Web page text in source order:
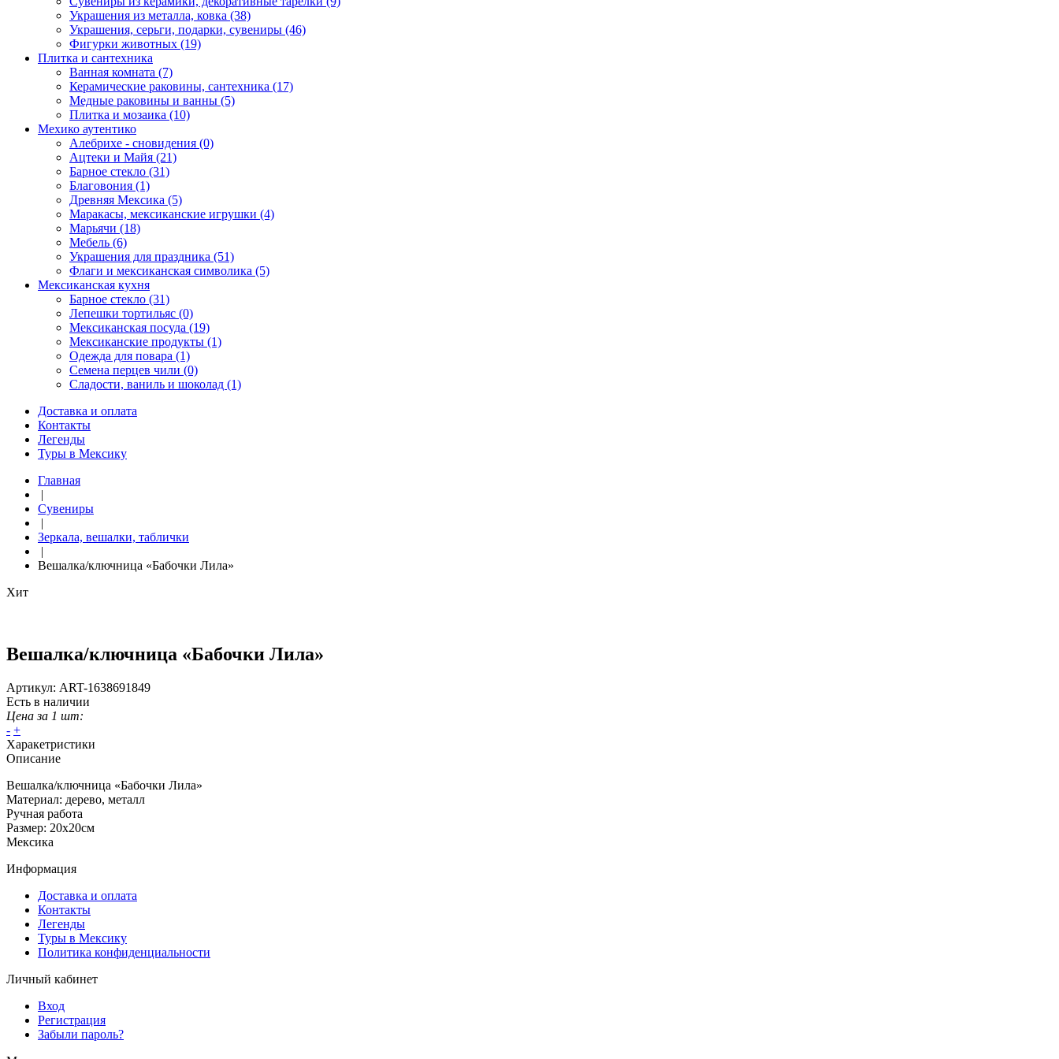
Украшения из металла, ковка (38)
Украшения, серьги, подарки, сувениры (46)
Фигурки животных (19)
Плитка и сантехника
Ванная комната (7)
Керамические раковины, сантехника (17)
Медные раковины и ванны (5)
Плитка и мозаика (10)
Мехико аутентико
Алебрихе - сновидения (0)
Ацтеки и Майя (21)
Барное стекло (31)
Благовония (1)
Древняя Мексика (5)
Маракасы, мексиканские игрушки (4)
Марьячи (18)
Мебель (6)
Украшения для праздника (51)
Флаги и мексиканская символика (5)
Мексиканская кухня
Барное стекло (31)
Лепешки тортильяс (0)
Мексиканская посуда (19)
Мексиканские продукты (1)
Одежда для повара (1)
Семена перцев чили (0)
Сладости, ваниль и шоколад (1)
Доставка и оплата
Контакты
Легенды
Туры в Мексику
Главная
|
Сувениры
|
Зеркала, вешалки, таблички
|
Вешалка/ключница «Бабочки Лила»
Хит
Вешалка/ключница «Бабочки Лила»
Артикул: ART-1638691849
Есть в наличии
Цена за 1 шт:
- +
Харакетристики
Описание
Вешалка/ключница «Бабочки Лила»
Материал: дерево, металл
Ручная работа
Размер: 20х20см
Мексика
Информация
Доставка и оплата
Контакты
Легенды
Туры в Мексику
Политика конфиденциальности
Личный кабинет
Вход
Регистрация
Забыли пароль?